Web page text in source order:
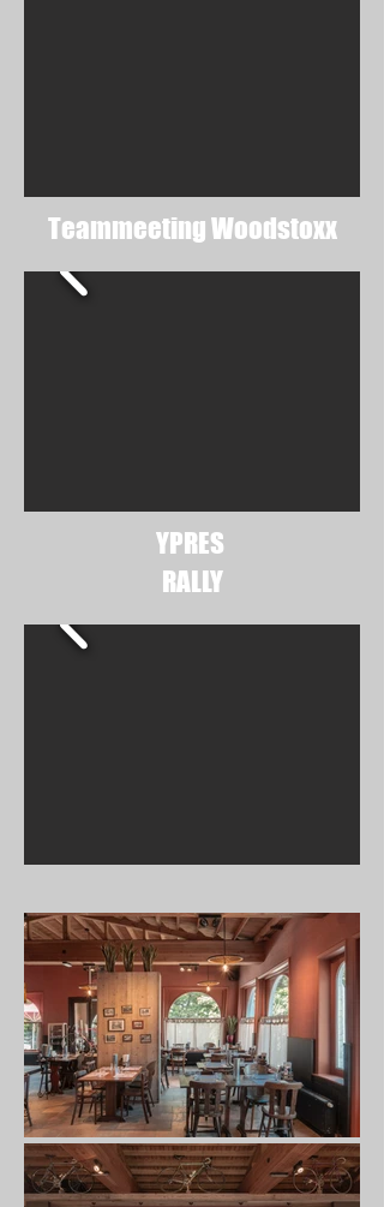
Teammeeting Woodstoxx
YPRES
RALLY